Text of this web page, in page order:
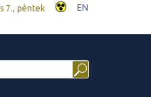
7., péntek EN